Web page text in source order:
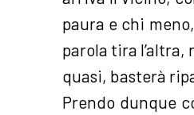
paura e chi
parola tira l’altra,
quasi, basterà
Prendo dunque